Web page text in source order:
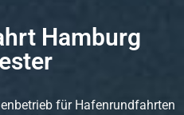
Hamburg
für Hafenrundfahrten